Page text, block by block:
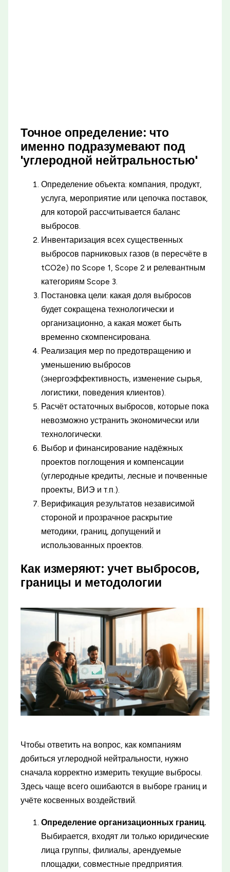
Точное определение: что
именно подразумевают под
'углеродной нейтральностью'
Определение объекта: компания, продукт,
услуга, мероприятие или цепочка поставок,
для которой рассчитывается баланс
выбросов.
Инвентаризация всех существенных
выбросов парниковых газов (в пересчёте в
tCO2e) по Scope 1, Scope 2 и релевантным
категориям Scope 3.
Постановка цели: какая доля выбросов
будет сокращена технологически и
организационно, а какая может быть
временно скомпенсирована.
Реализация мер по предотвращению и
уменьшению выбросов
(энергоэффективность, изменение сырья,
логистики, поведения клиентов).
Расчёт остаточных выбросов, которые пока
невозможно устранить экономически или
технологически.
Выбор и финансирование надёжных
проектов поглощения и компенсации
(углеродные кредиты, лесные и почвенные
проекты, ВИЭ и т.п.).
Верификация результатов независимой
стороной и прозрачное раскрытие
методики, границ, допущений и
использованных проектов.
Как измеряют: учет выбросов,
границы и методологии
Чтобы ответить на вопрос, как компаниям
добиться углеродной нейтральности, нужно
сначала корректно измерить текущие выбросы.
Здесь чаще всего ошибаются в выборе границ и
учёте косвенных воздействий.
Определение организационных границ.
Выбирается, входят ли только юридические
лица группы, филиалы, арендуемые
площадки, совместные предприятия.